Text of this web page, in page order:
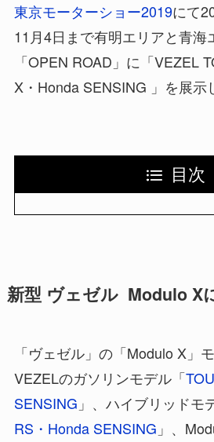
東京モーターショー2019にて
11月4日まで有明エリアと青海
「OPEN ROAD」に「VEZEL
X・Honda SENSING 」を展示
目次
新型 ヴェゼル Modulo X
「ヴェゼル」の「Modulo X」
VEZELのガソリンモデル「
SENSING 」、ハイブリッドモ
RS・Honda SENSING 」、